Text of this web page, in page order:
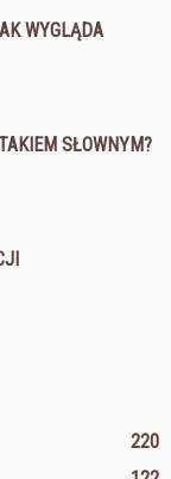
WYGLĄDA
SŁOWNYM?
220